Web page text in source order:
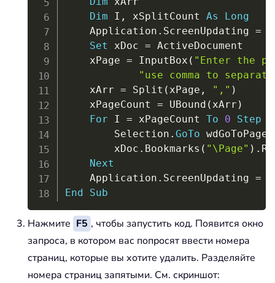
Dim I , xSplitCount As
Long
    Application
. ScreenUpdating =
Set xDoc = ActiveDocument
    xPage
= InputBox ( "Enter the
"use comma to
    xArr
= Split ( xPage , "," )
    xPageCount
= UBound ( xArr )
For I = xPageCount To 0 Step
        Selection
. GoTo wdGoToPage
        xDoc
. Bookmarks ( "\Page" ) .
Next
    Application
. ScreenUpdating =
End
Sub
Нажмите F5 , чтобы запустить код. Появится окно
запроса, в котором вас попросят ввести номера
страниц, которые вы хотите удалить. Разделяйте
номера страниц запятыми. См. скриншот: